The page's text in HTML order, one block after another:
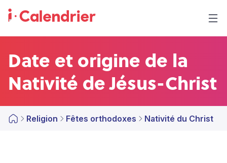
Date et origine de la
Nativité de Jésus-Christ
Religion Fêtes orthodoxes Nativité du Christ